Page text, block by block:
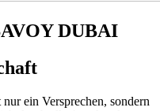
DUBAI
ein Versprechen, sondern